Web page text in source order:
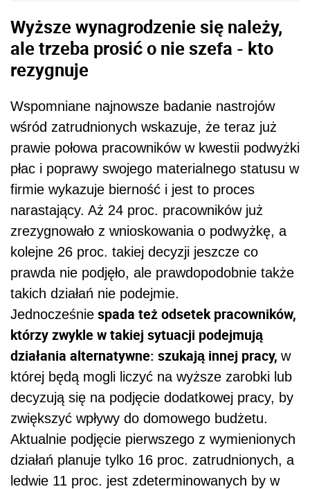
Wyższe wynagrodzenie się należy,
ale trzeba prosić o nie szefa - kto
rezygnuje
Wspomniane najnowsze badanie nastrojów
wśród zatrudnionych wskazuje, że teraz już
prawie połowa pracowników w kwestii podwyżki
płac i poprawy swojego materialnego statusu w
firmie wykazuje bierność i jest to proces
narastający. Aż 24 proc. pracowników już
zrezygnowało z wnioskowania o podwyżkę, a
kolejne 26 proc. takiej decyzji jeszcze co
prawda nie podjęło, ale prawdopodobnie także
takich działań nie podejmie.
Jednocześnie spada też odsetek pracowników,
którzy zwykle w takiej sytuacji podejmują
działania alternatywne: szukają innej pracy, w
której będą mogli liczyć na wyższe zarobki lub
decyzują się na podjęcie dodatkowej pracy, by
zwiększyć wpływy do domowego budżetu.
Aktualnie podjęcie pierwszego z wymienionych
działań planuje tylko 16 proc. zatrudnionych, a
ledwie 11 proc. jest zdeterminowanych by w